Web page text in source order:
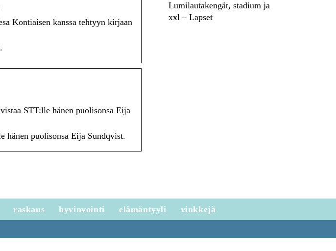
Kontiaisen kanssa tehtyyn kirjaan
STT:lle hänen puolisonsa Eija
hänen puolisonsa Eija Sundqvist.
Lumilautakengät, stadium ja
xxl – Lapset
raskaus hyvinvointi elämäntyyli vinkkejä